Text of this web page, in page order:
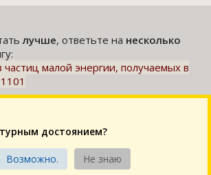
лучше, ответьте на несколько
малой энергии, получаемых в
достоянием?
Возможно. Не знаю